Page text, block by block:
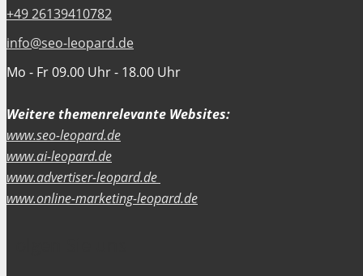
+49 26139410782
info@seo-leopard.de
Mo - Fr 09.00 Uhr - 18.00 Uhr
Weitere themenrelevante Websites:
www.seo-leopard.de
www.ai-leopard.de
www.advertiser-leopard.de
www.online-marketing-leopard.de